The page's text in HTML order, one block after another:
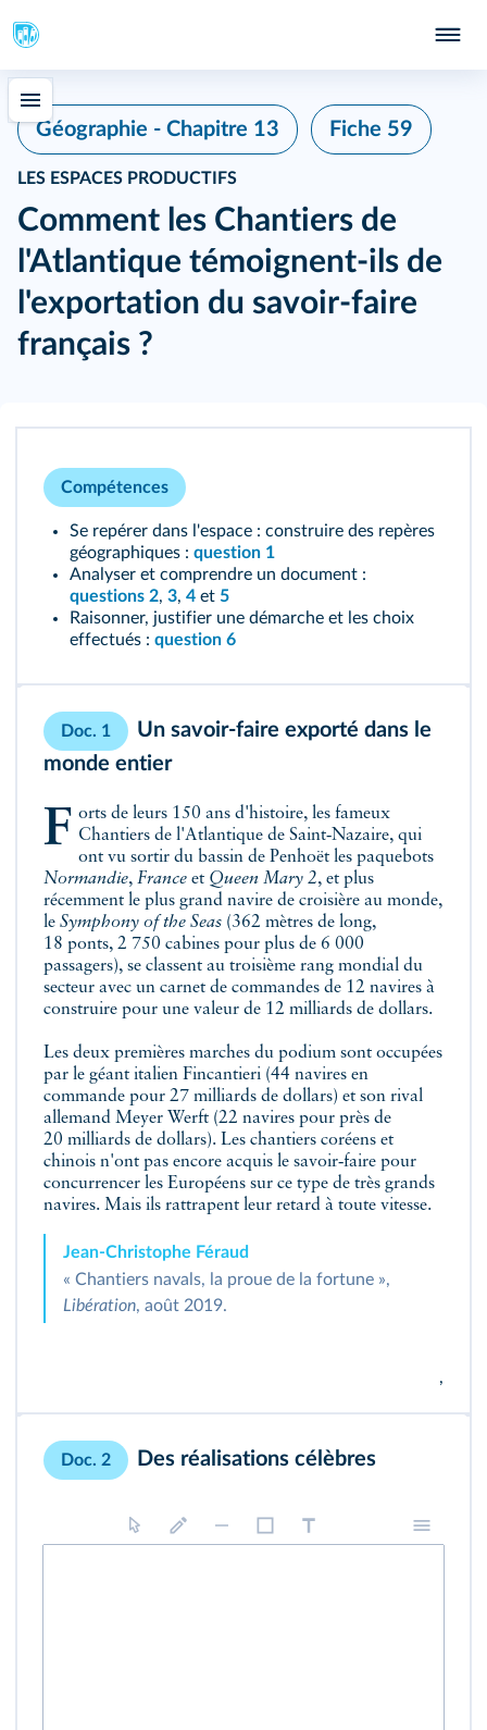
Géographie - Chapitre 13 Fiche 59
LES ESPACES PRODUCTIFS
Comment les Chantiers de
l'Atlantique témoignent‑ils de
l'exportation du savoir‑faire
français ?
Compétences
Se repérer dans l'espace : construire des repères
géographiques : question 1
Analyser et comprendre un document :
questions 2, 3, 4 et 5
Raisonner, justifier une démarche et les choix
effectués : question 6
Doc. 1
Un savoir‑faire exporté dans le
monde entier
Forts de leurs 150 ans d'histoire, les fameux Chantiers de l'Atlantique de Saint‑Nazaire, qui
ont vu sortir du bassin de Penhoët les paquebots
Normandie, France et Queen Mary 2, et plus
récemment le plus grand navire de croisière au monde,
le Symphony of the Seas (362 mètres de long,
18 ponts, 2 750 cabines pour plus de 6 000
passagers), se classent au troisième rang mondial du
secteur avec un carnet de commandes de 12 navires à
construire pour une valeur de 12 milliards de dollars.
Les deux premières marches du podium sont occupées
par le géant italien Fincantieri (44 navires en
commande pour 27 milliards de dollars) et son rival
allemand Meyer Werft (22 navires pour près de
20 milliards de dollars). Les chantiers coréens et
chinois n'ont pas encore acquis le savoir‑faire pour
concurrencer les Européens sur ce type de très grands
navires. Mais ils rattrapent leur retard à toute vitesse.
Jean‑Christophe Féraud
« Chantiers navals, la proue de la fortune »,
Libération, août 2019.
,
Doc. 2 Des réalisations célèbres